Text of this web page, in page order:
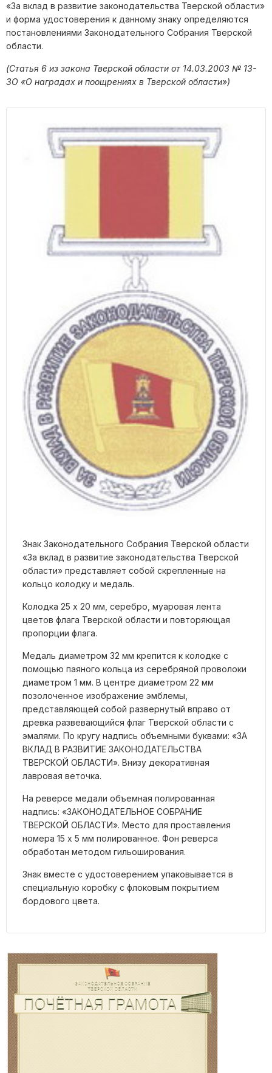
«За вклад в развитие законодательства Тверской области»
и форма удостоверения к данному знаку определяются
постановлениями Законодательного Собрания Тверской
области.
(Статья 6 из закона Тверской области от 14.03.2003 № 13-
ЗО «О наградах и поощрениях в Тверской области»)
Знак Законодательного Собрания Тверской области
«За вклад в развитие законодательства Тверской
области» представляет собой скрепленные на
кольцо колодку и медаль.
Колодка 25 x 20 мм, серебро, муаровая лента
цветов флага Тверской области и повторяющая
пропорции флага.
Медаль диаметром 32 мм крепится к колодке с
помощью паяного кольца из серебряной проволоки
диаметром 1 мм. В центре диаметром 22 мм
позолоченное изображение эмблемы,
представляющей собой развернутый вправо от
древка развевающийся флаг Тверской области с
эмалями. По кругу надпись объемными буквами: «ЗА
ВКЛАД В РАЗВИТИЕ ЗАКОНОДАТЕЛЬСТВА
ТВЕРСКОЙ ОБЛАСТИ». Внизу декоративная
лавровая веточка.
На реверсе медали объемная полированная
надпись: «ЗАКОНОДАТЕЛЬНОЕ СОБРАНИЕ
ТВЕРСКОЙ ОБЛАСТИ». Место для проставления
номера 15 x 5 мм полированное. Фон реверса
обработан методом гильоширования.
Знак вместе с удостоверением упаковывается в
специальную коробку с флоковым покрытием
бордового цвета.